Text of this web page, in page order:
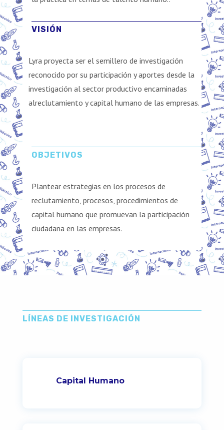
VISIÓN
Lyra proyecta ser el semillero de investigación
reconocido por su participación y aportes desde la
investigación al sector productivo encaminadas
alreclutamiento y capital humano de las empresas.
OBJETIVOS
Plantear estrategias en los procesos de
reclutamiento, procesos, procedimientos de
capital humano que promuevan la participación
ciudadana en las empresas.
LÍNEAS DE INVESTIGACIÓN
Capital Humano